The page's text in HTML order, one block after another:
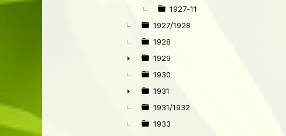
1927-11
1927/1928
1928
►
1929
1930
►
1931
1931/1932
1933